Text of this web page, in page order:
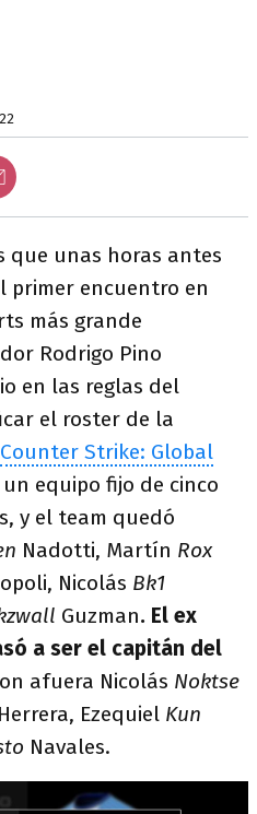
que unas horas antes
primer encuentro en
más grande
Rodrigo Pino
en las reglas del
el roster de la
Counter Strike: Global
un equipo fijo de cinco
y el team quedó
Nadotti, Martín Rox
Nicolás Bk1
Guzman. El ex
a ser el capitán del
afuera Nicolás Noktse
Ezequiel Kun
Navales.